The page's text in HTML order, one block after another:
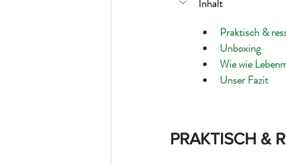
Inhalt
Praktisch &
Unboxing
Wie wie
Unser Fazit
PRAKTISCH &